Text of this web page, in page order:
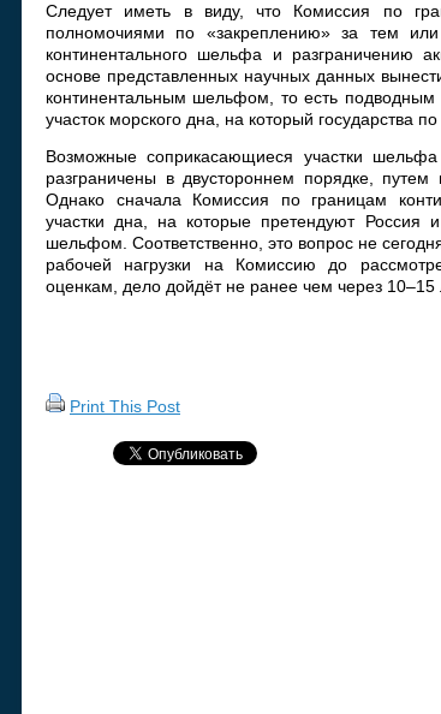
Следует иметь в виду, что Комиссия по
полномочиями по «закреплению» за тем или
континентального шельфа и разграничению
основе представленных научных данных
континентальным шельфом, то есть
участок морского дна, на который государства
Возможные соприкасающиеся участки
разграничены в двустороннем порядке,
Однако сначала Комиссия по границам
участки дна, на которые претендуют Россия
шельфом. Соответственно, это вопрос не
рабочей нагрузки на Комиссию до
оценкам, дело дойдёт не ранее чем через 10–15
Print This Post